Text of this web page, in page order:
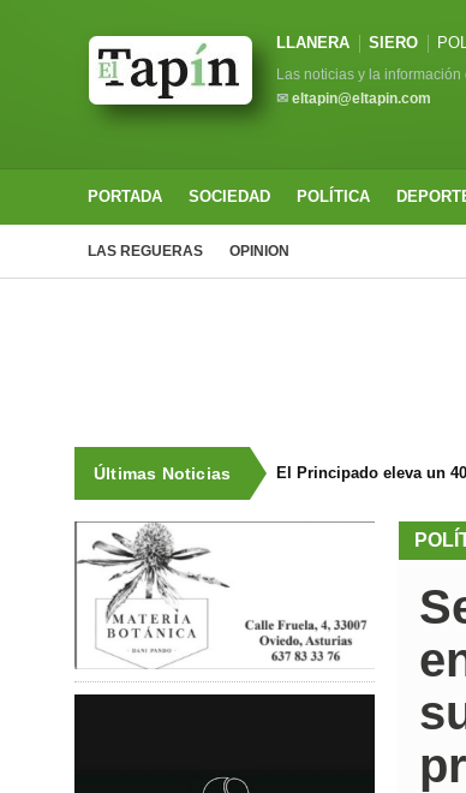
LLANERA SIERO
Las noticias y la
✉ eltapin@eltapin.com
PORTADA SOCIEDAD POLÍTICA
LAS REGUERAS OPINION
Últimas Noticias El Principado eleva un